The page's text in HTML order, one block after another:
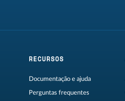
RECURSOS
Documentação e ajuda
Perguntas frequentes